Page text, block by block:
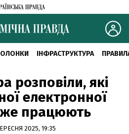
ІНФРАСТРУКТУРА
розповіли, які
електронної
працюють
2025, 19:35